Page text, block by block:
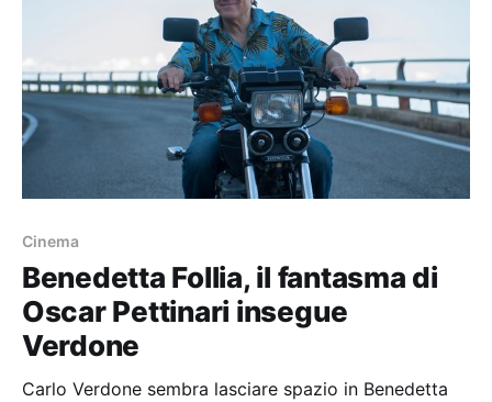
Cinema
Benedetta Follia, il fantasma di
Oscar Pettinari insegue
Verdone
Carlo Verdone sembra lasciare spazio in Benedetta